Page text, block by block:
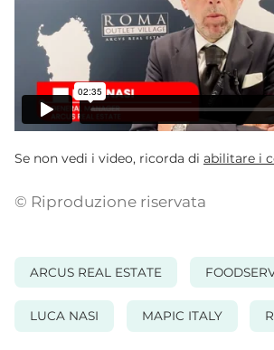
Se non vedi i video, ricorda di abilitare i
© Riproduzione riservata
ARCUS REAL ESTATE
LUCA NASI MAPIC ITALY